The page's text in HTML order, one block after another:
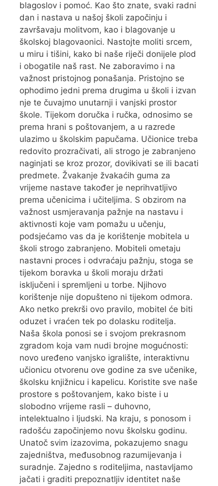
blagoslov i pomoć. Kao što znate, svaki radni
dan i nastava u našoj školi započinju i
završavaju molitvom, kao i blagovanje u
školskoj blagovaonici. Nastojte moliti srcem,
u miru i tišini, kako bi naše riječi donijele plod
i obogatile naš rast. Ne zaboravimo i na
važnost pristojnog ponašanja. Pristojno se
ophodimo jedni prema drugima u školi i izvan
nje te čuvajmo unutarnji i vanjski prostor
škole. Tijekom doručka i ručka, odnosimo se
prema hrani s poštovanjem, a u razrede
ulazimo u školskim papučama. Učionice treba
redovito prozračivati, ali strogo je zabranjeno
naginjati se kroz prozor, dovikivati se ili bacati
predmete. Žvakanje žvakaćih guma za
vrijeme nastave također je neprihvatljivo
prema učenicima i učiteljima. S obzirom na
važnost usmjeravanja pažnje na nastavu i
aktivnosti koje vam pomažu u učenju,
podsjećamo vas da je korištenje mobitela u
školi strogo zabranjeno. Mobiteli ometaju
nastavni proces i odvraćaju pažnju, stoga se
tijekom boravka u školi moraju držati
isključeni i spremljeni u torbe. Njihovo
korištenje nije dopušteno ni tijekom odmora.
Ako netko prekrši ovo pravilo, mobitel će biti
oduzet i vraćen tek po dolasku roditelja.
Naša škola ponosi se i svojom prekrasnom
zgradom koja vam nudi brojne mogućnosti:
novo uređeno vanjsko igralište, interaktivnu
učionicu otvorenu ove godine za sve učenike,
školsku knjižnicu i kapelicu. Koristite sve naše
prostore s poštovanjem, kako biste i u
slobodno vrijeme rasli – duhovno,
intelektualno i ljudski. Na kraju, s ponosom i
radošću započinjemo novu školsku godinu.
Unatoč svim izazovima, pokazujemo snagu
zajedništva, međusobnog razumijevanja i
suradnje. Zajedno s roditeljima, nastavljamo
jačati i graditi prepoznatljiv identitet naše